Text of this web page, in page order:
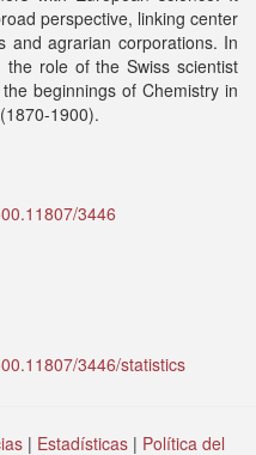
perspective, linking center
and agrarian corporations. In
role of the Swiss scientist
beginnings of Chemistry in
1900).
3446
3446/statistics
| Estadísticas | Política del